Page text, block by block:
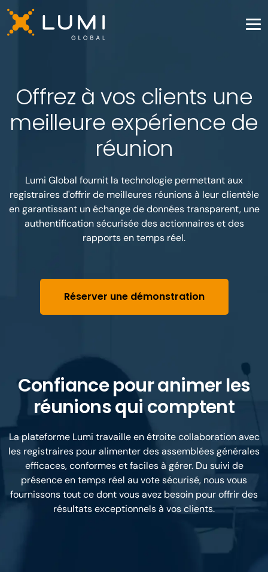
Offrez à vos clients une
meilleure expérience de
réunion
Lumi Global fournit la technologie permettant aux
registraires d'offrir de meilleures réunions à leur clientèle
en garantissant un échange de données transparent, une
authentification sécurisée des actionnaires et des
rapports en temps réel.
Réserver une démonstration
Confiance pour animer les
réunions qui comptent
La plateforme Lumi travaille en étroite collaboration avec
les registraires pour alimenter des assemblées générales
efficaces, conformes et faciles à gérer. Du suivi de
présence en temps réel au vote sécurisé, nous vous
fournissons tout ce dont vous avez besoin pour offrir des
résultats exceptionnels à vos clients.